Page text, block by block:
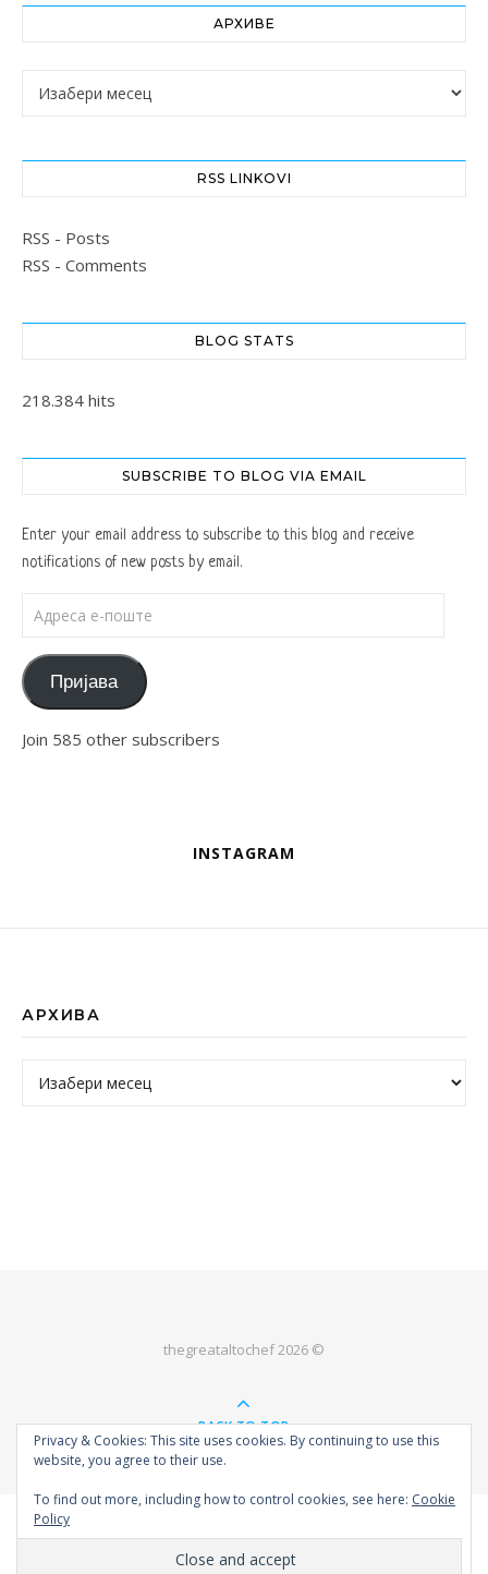
АРХИВЕ
Архиве
RSS LINKOVI
RSS - Posts
RSS - Comments
BLOG STATS
218.384 hits
SUBSCRIBE TO BLOG VIA EMAIL
Enter your email address to subscribe to this blog and receive
notifications of new posts by email.
Пријава
Join 585 other subscribers
INSTAGRAM
АРХИВА
Архива
thegreataltochef 2026 ©
BACK TO TOP
Privacy & Cookies: This site uses cookies. By continuing to use this
website, you agree to their use.
To find out more, including how to control cookies, see here: Cookie
Policy